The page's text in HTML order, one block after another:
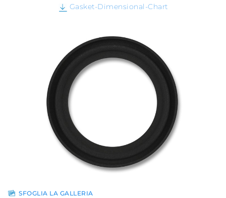
Gasket-Dimensional-Chart
SFOGLIA LA GALLERIA